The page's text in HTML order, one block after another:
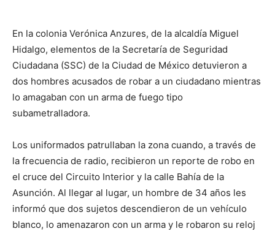
En la colonia Verónica Anzures, de la alcaldía Miguel
Hidalgo, elementos de la Secretaría de Seguridad
Ciudadana (SSC) de la Ciudad de México detuvieron a
dos hombres acusados de robar a un ciudadano mientras
lo amagaban con un arma de fuego tipo
subametralladora.
Los uniformados patrullaban la zona cuando, a través de
la frecuencia de radio, recibieron un reporte de robo en
el cruce del Circuito Interior y la calle Bahía de la
Asunción. Al llegar al lugar, un hombre de 34 años les
informó que dos sujetos descendieron de un vehículo
blanco, lo amenazaron con un arma y le robaron su reloj